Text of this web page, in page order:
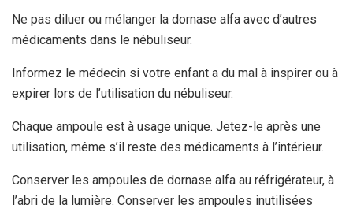
Ne pas diluer ou mélanger la dornase alfa avec d’autres
médicaments dans le nébuliseur.
Informez le médecin si votre enfant a du mal à inspirer ou à
expirer lors de l’utilisation du nébuliseur.
Chaque ampoule est à usage unique. Jetez-le après une
utilisation, même s’il reste des médicaments à l’intérieur.
Conserver les ampoules de dornase alfa au réfrigérateur, à
l’abri de la lumière. Conserver les ampoules inutilisées